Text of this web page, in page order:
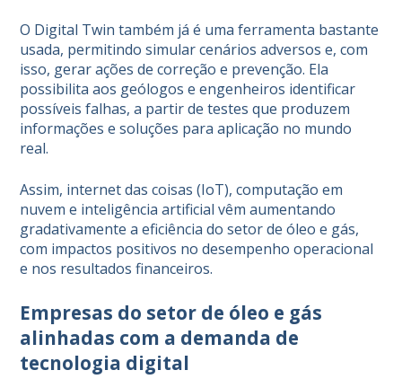
O Digital Twin também já é uma ferramenta bastante
usada, permitindo simular cenários adversos e, com
isso, gerar ações de correção e prevenção. Ela
possibilita aos geólogos e engenheiros identificar
possíveis falhas, a partir de testes que produzem
informações e soluções para aplicação no mundo
real.
Assim, internet das coisas (IoT), computação em
nuvem e inteligência artificial vêm aumentando
gradativamente a eficiência do setor de óleo e gás,
com impactos positivos no desempenho operacional
e nos resultados financeiros.
Empresas do setor de óleo e gás
alinhadas com a demanda de
tecnologia digital